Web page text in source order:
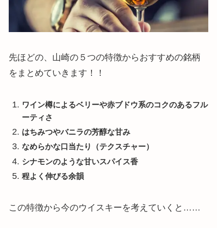
先ほどの、山崎の５つの特徴からおすすめの銘柄
をまとめていきます！！
ワイン樽によるベリーや赤ブドウ系のコクのあるフル
ーティさ
はちみつやバニラの芳醇な甘み
なめらかな口当たり（テクスチャー）
シナモンのような甘いスパイス香
程よく伸びる余韻
この特徴から今のウイスキーを考えていくと……